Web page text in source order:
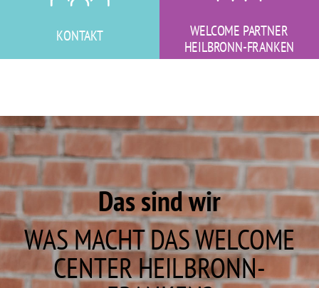
KONTAKT
WELCOME PARTNER
HEILBRONN-FRANKEN
Das sind wir
WAS MACHT DAS WELCOME
CENTER HEILBRONN-